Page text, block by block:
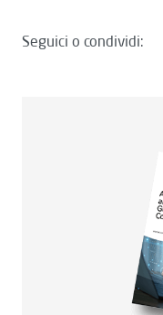
Seguici o condividi: